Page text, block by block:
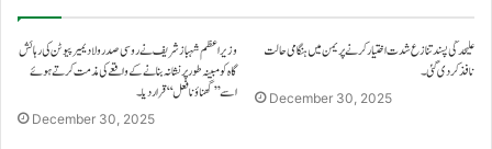
وزیراعظم شہباز شریف نے روسی صدر ولادیمیر پیوٹن کی رہائش
گاہ کو مبینہ طور پر نشانہ بنانے کے واقعے کی مذمت کرتے ہوئے
اسے ’’گھناؤنا فعل‘‘ قرار دیا۔
December 30, 2025
علیحدگی پسند تنازع شدت اختیار کرنے پر یمن میں ہنگامی حالت
نافذ کر دی گئی۔
December 30, 2025